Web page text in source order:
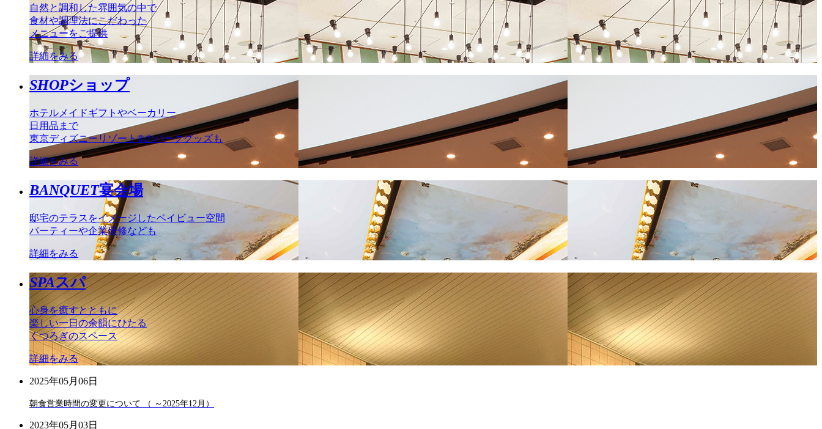
自然と調和した雰囲気の中で
食材や調理法にこだわった
メニューをご提供
詳細をみる
SHOPショップ
ホテルメイドギフトやベーカリー
日用品まで
東京ディズニーリゾート®のパークグッズも
詳細をみる
BANQUET宴会場
邸宅のテラスをイメージしたベイビュー空間
パーティーや企業研修なども
詳細をみる
SPAスパ
心身を癒すとともに
楽しい一日の余韻にひたる
くつろぎのスペース
詳細をみる
2025年05月06日
朝食営業時間の変更について （ ～2025年12月）
2023年05月03日